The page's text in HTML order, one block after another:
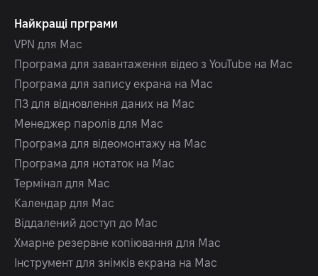
Найкращі прграми
VPN для Mac
Програма для завантаження відео з YouTube на Mac
Програма для запису екрана на Mac
ПЗ для відновлення даних на Mac
Менеджер паролів для Mac
Програма для відеомонтажу на Mac
Програма для нотаток на Mac
Термінал для Mac
Календар для Mac
Віддалений доступ до Mac
Хмарне резервне копіювання для Mac
Інструмент для знімків екрана на Mac